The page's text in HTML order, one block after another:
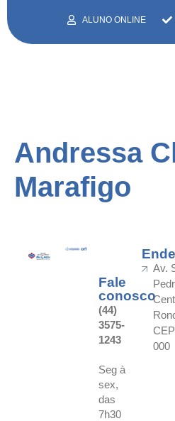
ALUNO ONLINE
Andressa
Marafigo
Fale
conosco
(44)
3575-
1243
Seg à
sex,
das
7h30
Av.
000